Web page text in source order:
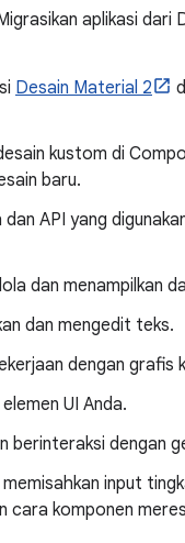
aplikasi dari
Desain Material 2
kustom di
baru.
API yang
dan menampilkan
dan mengedit teks.
dengan grafis
UI Anda.
berinteraksi dengan
input
cara komponen